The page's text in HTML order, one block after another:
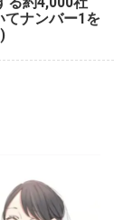
ナンバー1を